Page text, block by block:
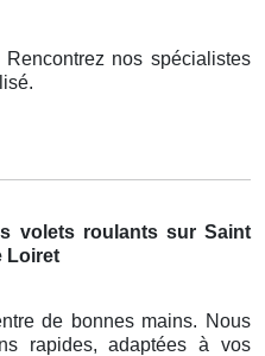
nos spécialistes
volets roulants sur Saint
Loiret
de bonnes mains. Nous
rapides, adaptées à vos